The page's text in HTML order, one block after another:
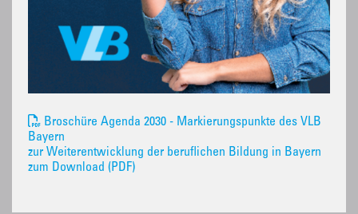
Broschüre Agenda 2030 - Markierungspunkte des VLB
Bayern
zur Weiterentwicklung der beruflichen Bildung in Bayern
zum Download (PDF)